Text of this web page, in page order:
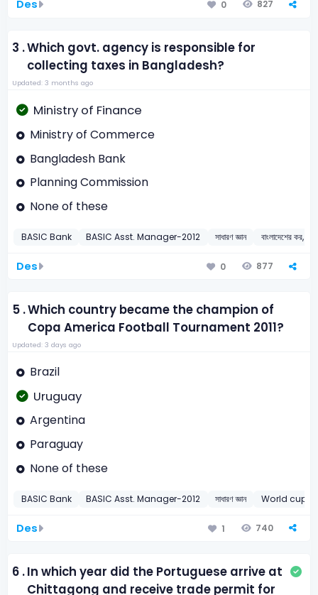
Des 0 827
3 .Which govt. agency is responsible for
collecting taxes in Bangladesh?
Updated: 3 months ago
Ministry of Finance
Ministry of Commerce
Bangladesh Bank
Planning Commission
None of these
BASIC Bank BASIC Asst. Manager-2012 সাধারণ জ্ঞান বাংলাদেশের কর,
Des 0 877
5 .Which country became the champion of
Copa America Football Tournament 2011?
Updated: 3 days ago
Brazil
Uruguay
Argentina
Paraguay
None of these
BASIC Bank BASIC Asst. Manager-2012 সাধারণ জ্ঞান World cup
Des 1 740
6 .In which year did the Portuguese arrive at
Chittagong and receive trade permit for